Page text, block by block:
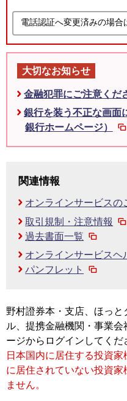
電話認証へ変更済みの場合
大切なお知らせ
金融犯罪にご注意くだ
銀行を装う不正な画面
銀行ホームページ）
関連情報
オンラインサービスの
取引規制・注意情報
過去書面一覧
オンラインサービスヘ
パンフレット
野村證券本・支店、ほっ
ル、提携金融機関・事業
ージからログインしてくだ
日本国内に居住する投資
に居住されていない投資
ません。